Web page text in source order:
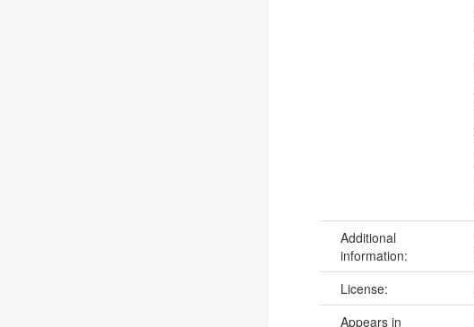
Additional
information:
License:
Appears in